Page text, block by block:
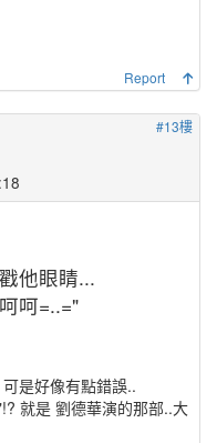
Report
#13樓
他眼睛...
呵=..="
是好像有點錯誤..
就是 劉德華演的那部..大